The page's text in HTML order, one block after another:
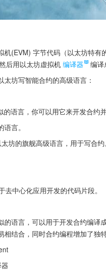
机(EVM) 字节代码（以太坊特
后用以太坊虚拟机 编译器
编译
坊写智能合约的高级语言：
语言，你可以用它来开发合约
言。
坊的旗舰高级语言，用于写合约
中心化应用开发的代码片段。
的语言，可以用于开发合约编译
结合，同时合约编程增加了独